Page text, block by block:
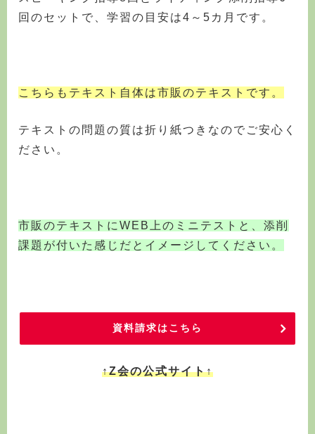
回のセットで、学習の目安は4～5カ月です。
こちらもテキスト自体は市販のテキストです。
テキストの問題の質は折り紙つきなのでご安心く
ださい。
市販のテキストにWEB上のミニテストと、添削
課題が付いた感じだとイメージしてください。
資料請求はこちら
↑Z会の公式サイト↑